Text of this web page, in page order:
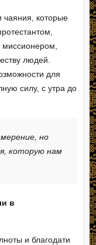
чаяния, которые
людей.
для
силу, с утра до
но
которую нам
в
и благодати